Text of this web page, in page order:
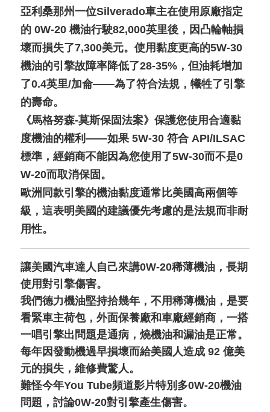
亞利桑那州一位Silverado車主在使用原廠指定
的 0W-20 機油行駛82,000英里後，因凸輪軸損
壞而損失了7,300美元。使用黏度更高的5W-30
機油的引擎故障率降低了28-35%，但油耗增加
了0.4英里/加侖——為了符合法規，犧牲了引擎
的壽命。
《馬格努森-莫斯保固法案》保護您使用合適黏
度機油的權利——如果 5W-30 符合 API/ILSAC
標準，經銷商不能因為您使用了5W-30而不是0
W-20而取消保固。
歐洲同款引擎的機油黏度通常比美國高兩個等
級，這表明美國的建議優先考慮的是法規而非耐
用性。
讓美國汽車達人自己來講0W-20稀薄機油，長期
使用對引擎傷害。
我們德力機油堅持拾幾年，不用稀薄機油，是要
看緊車主荷包，外面保養廠和車廠經銷商，一搭
一唱引擎出問題是通病，燒機油和漏油是正常。
每年因發動機過早損壞而給美國人造成 92 億美
元的損失，維修費驚人。
難怪今年You Tube頻道影片特別多0W-20機油
問題，討論0W-20對引擎產生傷害。